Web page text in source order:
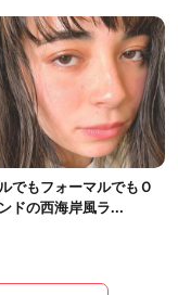
でもフォーマルでもＯ
ドの西海岸風ラ...